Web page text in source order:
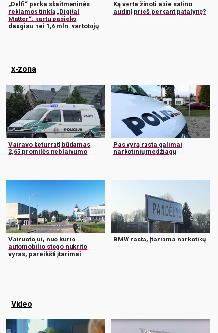
„Delfi“ perka skaitmeninės
reklamos tinklą „Digital
Matter“: kartu pasieks
daugiau nei 1,6 mln. vartotojų
Ką verta žinoti apie satino
audinį prieš perkant patalynę?
x-zona
Vairavo keturratį būdamas
2,65 promilės neblaivumo
Pas vyrą rasta galimai
narkotinių medžiagų
Vairuotojui, nuo kurio
automobilio stogo nukrito
vyras, pareikšti įtarimai
BMW rasta, įtariama narkotikų
Video